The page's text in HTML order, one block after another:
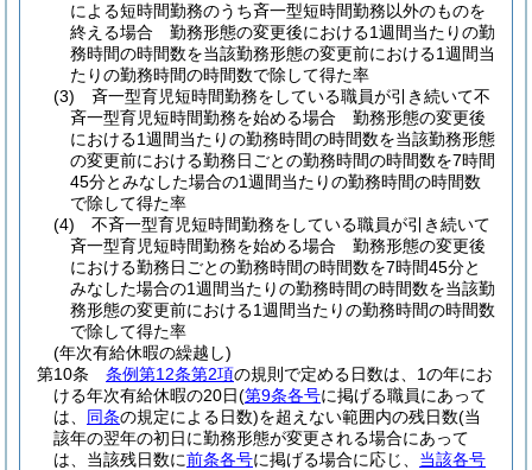
による短時間勤務のうち斉一型短時間勤務以外のものを
終える場合 勤務形態の変更後における1週間当たりの勤
務時間の時間数を当該勤務形態の変更前における1週間当
たりの勤務時間の時間数で除して得た率
(3)
斉一型育児短時間勤務をしている職員が引き続いて不
斉一型育児短時間勤務を始める場合 勤務形態の変更後
における1週間当たりの勤務時間の時間数を当該勤務形態
の変更前における勤務日ごとの勤務時間の時間数を7時間
45分とみなした場合の1週間当たりの勤務時間の時間数
で除して得た率
(4)
不斉一型育児短時間勤務をしている職員が引き続いて
斉一型育児短時間勤務を始める場合 勤務形態の変更後
における勤務日ごとの勤務時間の時間数を7時間45分と
みなした場合の1週間当たりの勤務時間の時間数を当該勤
務形態の変更前における1週間当たりの勤務時間の時間数
で除して得た率
(年次有給休暇の繰越し)
第10条
条例第12条第2項の規則で定める日数は、1の年にお
ける年次有給休暇の20日(第9条各号に掲げる職員にあって
は、 同条の規定による日数)を超えない範囲内の残日数(当
該年の翌年の初日に勤務形態が変更される場合にあって
は、当該残日数に前条各号に掲げる場合に応じ、 当該各号